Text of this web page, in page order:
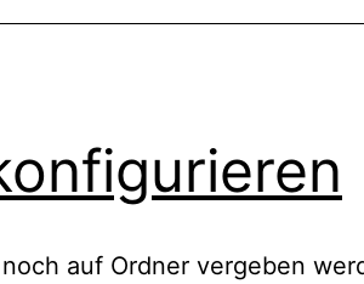
auf Ordner vergeben